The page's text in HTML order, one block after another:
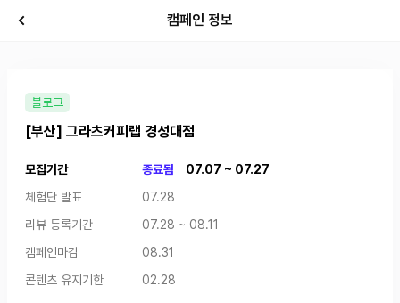
캠페인 정보
블로그
[부산] 그라츠커피랩 경성대점
모집기간 종료됨
07.07 ~ 07.27
체험단 발표
07.28
리뷰 등록기간
07.28 ~ 08.11
캠페인마감
08.31
콘텐츠 유지기한
02.28